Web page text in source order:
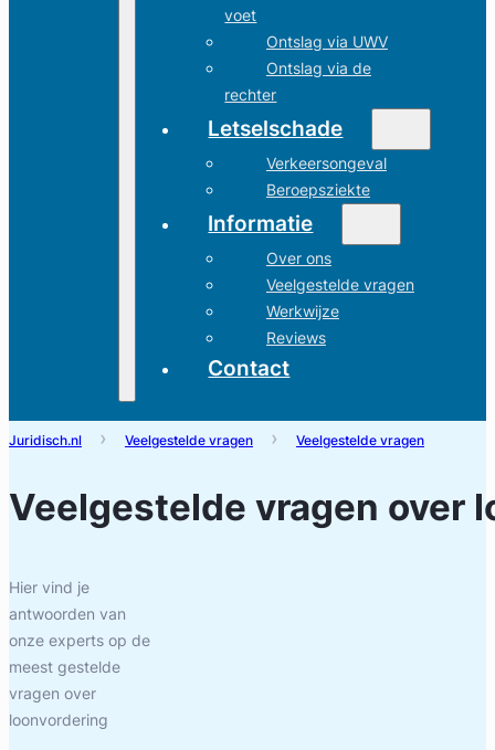
voet
Ontslag via UWV
Ontslag via de
rechter
Letselschade
Verkeersongeval
Beroepsziekte
Informatie
Over ons
Veelgestelde vragen
Werkwijze
Reviews
Contact
Juridisch.nl Veelgestelde vragen Veelgestelde vragen
Veelgestelde vragen over
Hier vind je
antwoorden van
onze experts op de
meest gestelde
vragen over
loonvordering